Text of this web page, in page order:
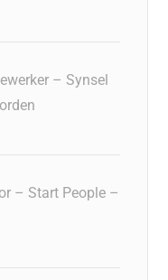
– Synsel
– Start People –